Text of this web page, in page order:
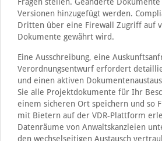
Versionen hinzugefügt werden.
Dritten über eine Firewall Zugriff auf
Dokumente gewährt wird.
Eine Ausschreibung, eine
Verordnungsentwurf erfordert
und einen aktiven
Sie alle Projektdokumente für Ihr
einem sicheren Ort speichern und so
mit Bietern auf der VDR-Plattform
Datenräume von Anwaltskanzleien
den wechselseitigen Austausch